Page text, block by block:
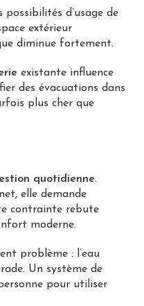
possibilités d’usage de
extérieur
diminue fortement.
existante influence
des évacuations dans
plus cher que
quotidienne.
elle demande
contrainte rebute
moderne.
problème : l’eau
Un système de
pour utiliser